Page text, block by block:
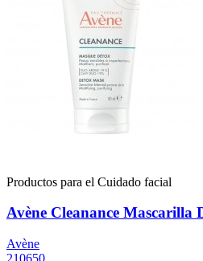
Productos para el Cuidado facial
Avène Cleanance Mascarilla
Avène
210650